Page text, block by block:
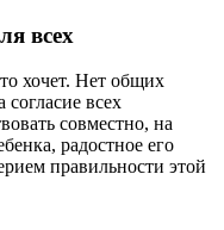
всех
хочет. Нет общих
всех
совместно, на
радостное его
правильности этой